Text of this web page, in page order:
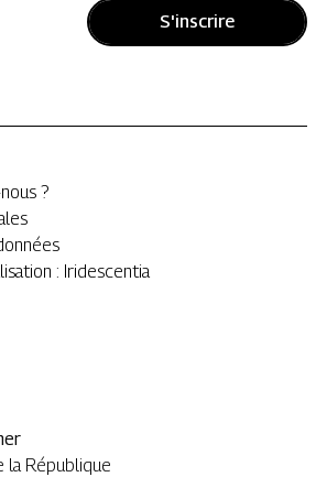
S'inscrire
?
: Iridescentia
la République